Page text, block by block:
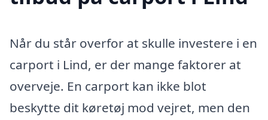
Når du står overfor at skulle investere i en
carport i Lind, er der mange faktorer at
overveje. En carport kan ikke blot
beskytte dit køretøj mod vejret, men den